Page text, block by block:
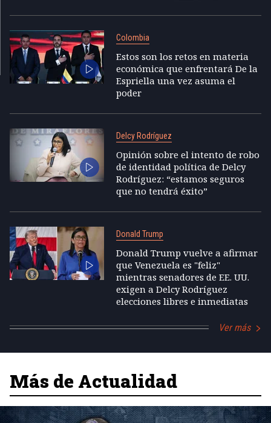
Colombia
Estos son los retos en materia
económica que enfrentará De la
Espriella una vez asuma el
poder
Delcy Rodríguez
Opinión sobre el intento de robo
de identidad política de Delcy
Rodríguez: “estamos seguros
que no tendrá éxito”
Donald Trump
Donald Trump vuelve a afirmar
que Venezuela es "feliz"
mientras senadores de EE. UU.
exigen a Delcy Rodríguez
elecciones libres e inmediatas
Ver más
Más de Actualidad